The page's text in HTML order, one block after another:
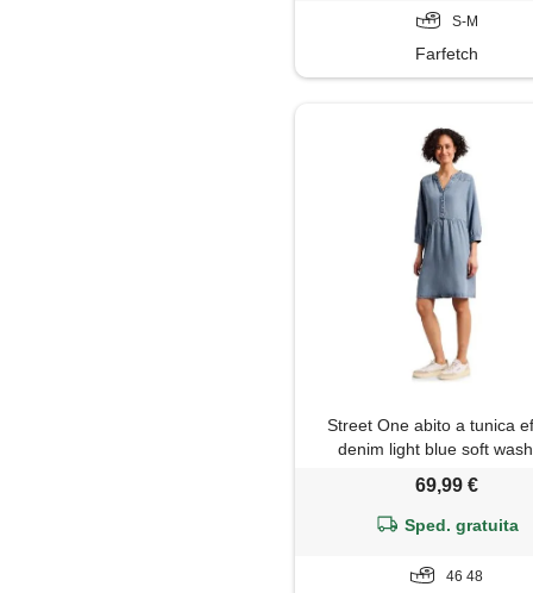
S-M
Farfetch
Street One abito a tunica
denim light blue soft
69,99 €
Sped. gratuita
46 48